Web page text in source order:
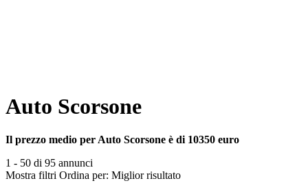
Auto Scorsone
Il prezzo medio per Auto Scorsone è di 10350 euro
1 - 50 di 95 annunci
Mostra filtri Ordina per: Miglior risultato